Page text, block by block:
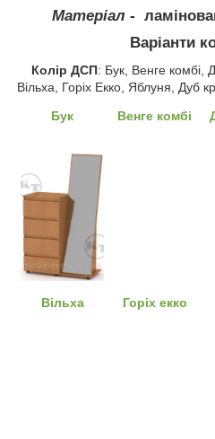
Матеріал -
Варіанти
Колір ДСП: Бук, Венге комбі,
Вільха, Горіх Екко, Яблуня, Дуб
Бук
Венге комбі
Вільха Горіх екко